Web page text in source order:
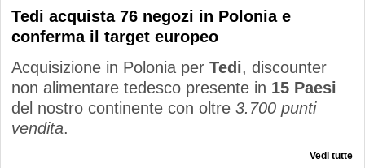
Tedi acquista 76 negozi in Polonia e
conferma il target europeo
Acquisizione in Polonia per Tedi, discounter
non alimentare tedesco presente in 15 Paesi
del nostro continente con oltre 3.700 punti
vendita.
Vedi tutte